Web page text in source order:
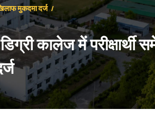
मुकदमा दर्ज/
कालेज में